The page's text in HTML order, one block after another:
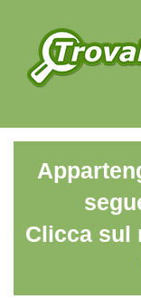
Clicca sul